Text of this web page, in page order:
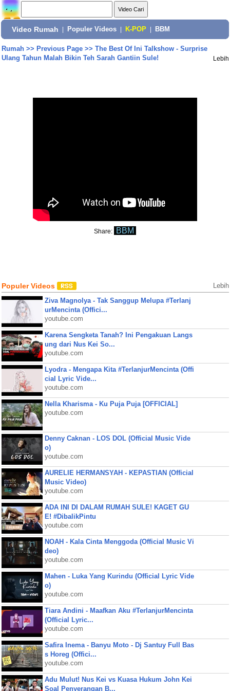
Video Rumah Populer Videos K-POP BBM
Rumah>> Previous Page>> The Best Of Ini Talkshow - Surprise
Ulang Tahun Malah Bikin Teh Sarah Gantiin Sule!
Lebih
Share: BBM
Populer Videos Lebih
Ziva Magnolya - Tak Sanggup Melupa #Terlanj
urMencinta (Offici...
youtube.com
Karena Sengketa Tanah? Ini Pengakuan Langs
ung dari Nus Kei So...
youtube.com
Lyodra - Mengapa Kita #TerlanjurMencinta (Offi
cial Lyric Vide...
youtube.com
Nella Kharisma - Ku Puja Puja [OFFICIAL]
youtube.com
Denny Caknan - LOS DOL (Official Music Vide
o)
youtube.com
AURELIE HERMANSYAH - KEPASTIAN (Official
Music Video)
youtube.com
ADA INI DI DALAM RUMAH SULE! KAGET GU
E! #DibalikPintu
youtube.com
NOAH - Kala Cinta Menggoda (Official Music Vi
deo)
youtube.com
Mahen - Luka Yang Kurindu (Official Lyric Vide
o)
youtube.com
Tiara Andini - Maafkan Aku #TerlanjurMencinta
(Official Lyric...
youtube.com
Safira Inema - Banyu Moto - Dj Santuy Full Bas
s Horeg (Offici...
youtube.com
Adu Mulut! Nus Kei vs Kuasa Hukum John Kei
Soal Penyerangan B...